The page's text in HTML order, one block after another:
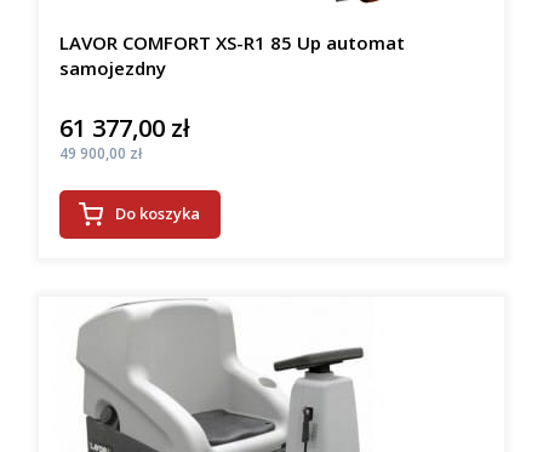
LAVOR COMFORT XS-R1 85 Up automat
samojezdny
Cena
61 377,00 zł
Cena
49 900,00 zł
Do koszyka